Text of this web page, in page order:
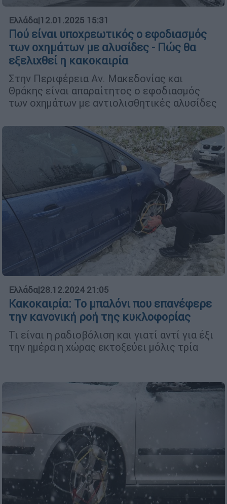
Ελλάδα|12.01.2025 15:31
Πού είναι υποχρεωτικός ο εφοδιασμός
των οχημάτων με αλυσίδες - Πώς θα
εξελιχθεί η κακοκαιρία
Στην Περιφέρεια Αν. Μακεδονίας και
Θράκης είναι απαραίτητος ο εφοδιασμός
των οχημάτων με αντιολισθητικές αλυσίδες
Ελλάδα|28.12.2024 21:05
Κακοκαιρία: Το μπαλόνι που επανέφερε
την κανονική ροή της κυκλοφορίας
Τι είναι η ραδιοβόλιση και γιατί αντί για έξι
την ημέρα η χώρας εκτοξεύει μόλις τρία